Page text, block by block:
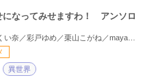
になってみせますわ！ アンソロ
い／麗伽空／宙百／塩樹すばる／ぽたぎ／みこと／餅田むぅ／狐月／喜楽直人／城キイコ／小山内慧夢／九重マツ／化野そとば／有機野菜／荻野スミ／葉椀メギ／八坂アキヲ／相川有／小箱ハコ／藍槌ゆず／KATINO／三月べに／麻辣ナツ／sasasa／野分なか実／高遠すばる／木与瀬ゆら／夏野なえ／とこ／大庭そと／クレハ／遊行寺たま／三香／由村／喜久田ゆい／琴子／Jicco／富士とまと／マナタマユム／みこと。／有沢真尋／夜流
異世界